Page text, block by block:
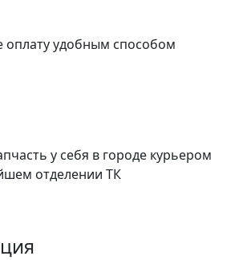
оплату удобным способом
у себя в городе курьером
отделении ТК